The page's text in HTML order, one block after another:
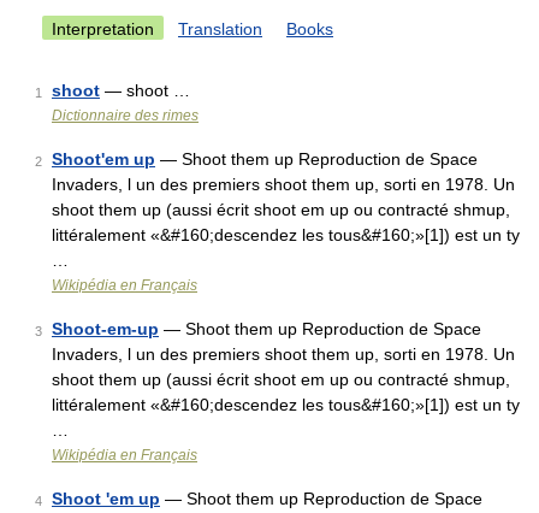
Interpretation Translation Books
1 shoot — shoot …
Dictionnaire des rimes
2 Shoot'em up — Shoot them up Reproduction de Space
Invaders, l un des premiers shoot them up, sorti en 1978. Un
shoot them up (aussi écrit shoot em up ou contracté shmup,
littéralement «&#160;descendez les tous&#160;»[1]) est un ty
Wikipédia en Français
3 Shoot-em-up — Shoot them up Reproduction de Space
Invaders, l un des premiers shoot them up, sorti en 1978. Un
shoot them up (aussi écrit shoot em up ou contracté shmup,
littéralement «&#160;descendez les tous&#160;»[1]) est un ty
Wikipédia en Français
4 Shoot 'em up — Shoot them up Reproduction de Space